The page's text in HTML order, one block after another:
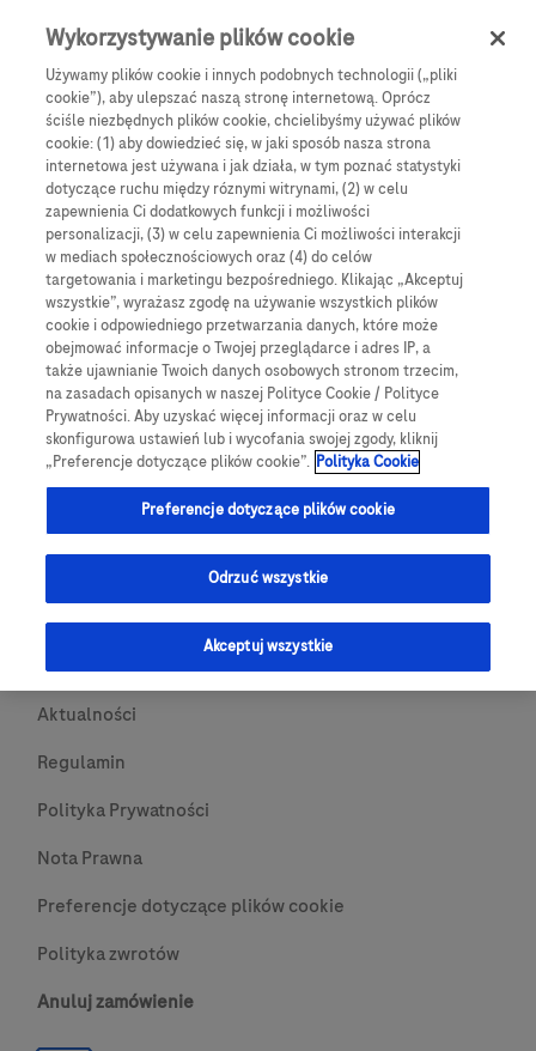
Skip to main content Menu
Products Articles
We are sorry, but no results were found for:
Globalne Strony Internetowe
Global Roche
Platforma Accu-Chek Care
Global Roche Diabetologia
Wszystkie lokalizacje
Skontaktuj się z nami
O nas
Aktualności
Regulamin
Polityka Prywatności
Nota Prawna
Preferencje dotyczące plików cookie
Polityka zwrotów
Anuluj zamówienie
Wykorzystywanie plików cookie
Używamy plików cookie i innych podobnych technologii („pliki
cookie”), aby ulepszać naszą stronę internetową. Oprócz
ściśle niezbędnych plików cookie, chcielibyśmy używać plików
cookie: (1) aby dowiedzieć się, w jaki sposób nasza strona
internetowa jest używana i jak działa, w tym poznać statystyki
dotyczące ruchu między róznymi witrynami, (2) w celu
zapewnienia Ci dodatkowych funkcji i możliwości
personalizacji, (3) w celu zapewnienia Ci możliwości interakcji
w mediach społecznościowych oraz (4) do celów
targetowania i marketingu bezpośredniego. Klikając „Akceptuj
wszystkie”, wyrażasz zgodę na używanie wszystkich plików
cookie i odpowiedniego przetwarzania danych, które może
obejmować informacje o Twojej przeglądarce i adres IP, a
także ujawnianie Twoich danych osobowych stronom trzecim,
na zasadach opisanych w naszej Polityce Cookie / Polityce
Prywatności. Aby uzyskać więcej informacji oraz w celu
skonfigurowa ustawień lub i wycofania swojej zgody, kliknij
„Preferencje dotyczące plików cookie”. Polityka Cookie
Preferencje dotyczące plików cookie
Odrzuć wszystkie
Akceptuj wszystkie